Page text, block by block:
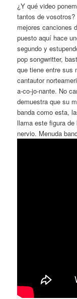
¿Y qué video
tantos de
mejores canciones
puesto aquí hace
segundo y
pop songwritter,
que tiene entre sus
cantautor
a-co-jo-nante. No
demuestra que su
banda como esta,
llama este figura
nervio. Menuda